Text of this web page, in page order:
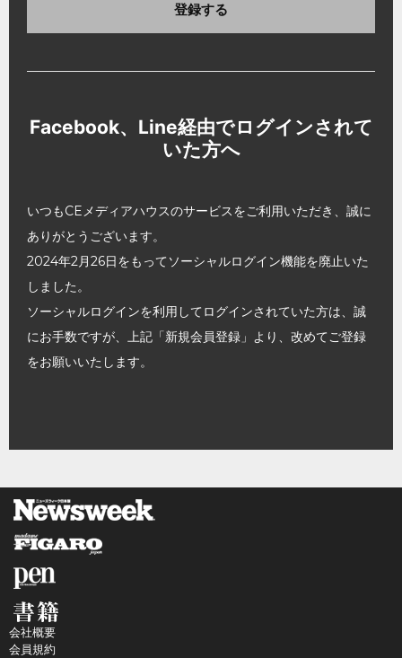
登録する
Facebook、Line経由でログインされて
いた方へ
いつもCEメディアハウスのサービスをご利用いただき、誠に
ありがとうございます。
2024年2月26日をもってソーシャルログイン機能を廃止いた
しました。
ソーシャルログインを利用してログインされていた方は、誠
にお手数ですが、上記「新規会員登録」より、改めてご登録
をお願いいたします。
会社概要
会員規約